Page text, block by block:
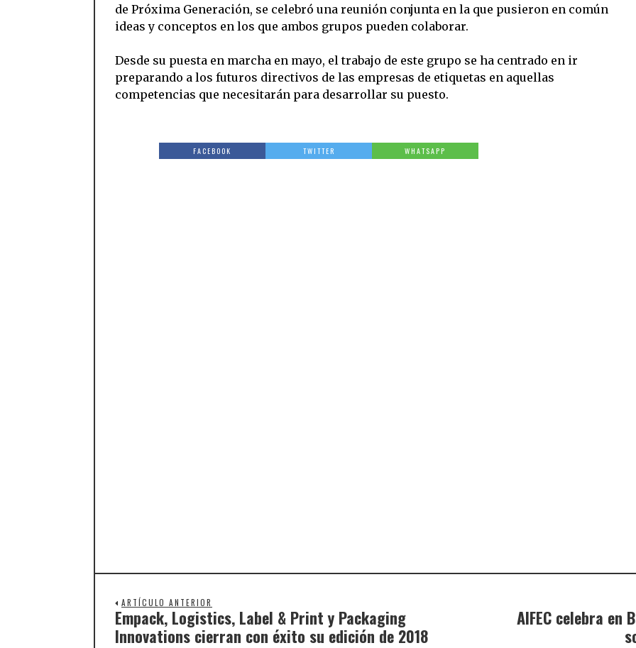
de Próxima Generación, se celebró una reunión conjunta en la que pusieron en común
ideas y conceptos en los que ambos grupos pueden colaborar.
Desde su puesta en marcha en mayo, el trabajo de este grupo se ha centrado en ir
preparando a los futuros directivos de las empresas de etiquetas en aquellas
competencias que necesitarán para desarrollar su puesto.
FACEBOOK TWITTER WHATSAPP
ARTÍCULO ANTERIOR
Empack, Logistics, Label & Print y Packaging
Innovations cierran con éxito su edición de 2018
AIFEC celebra en